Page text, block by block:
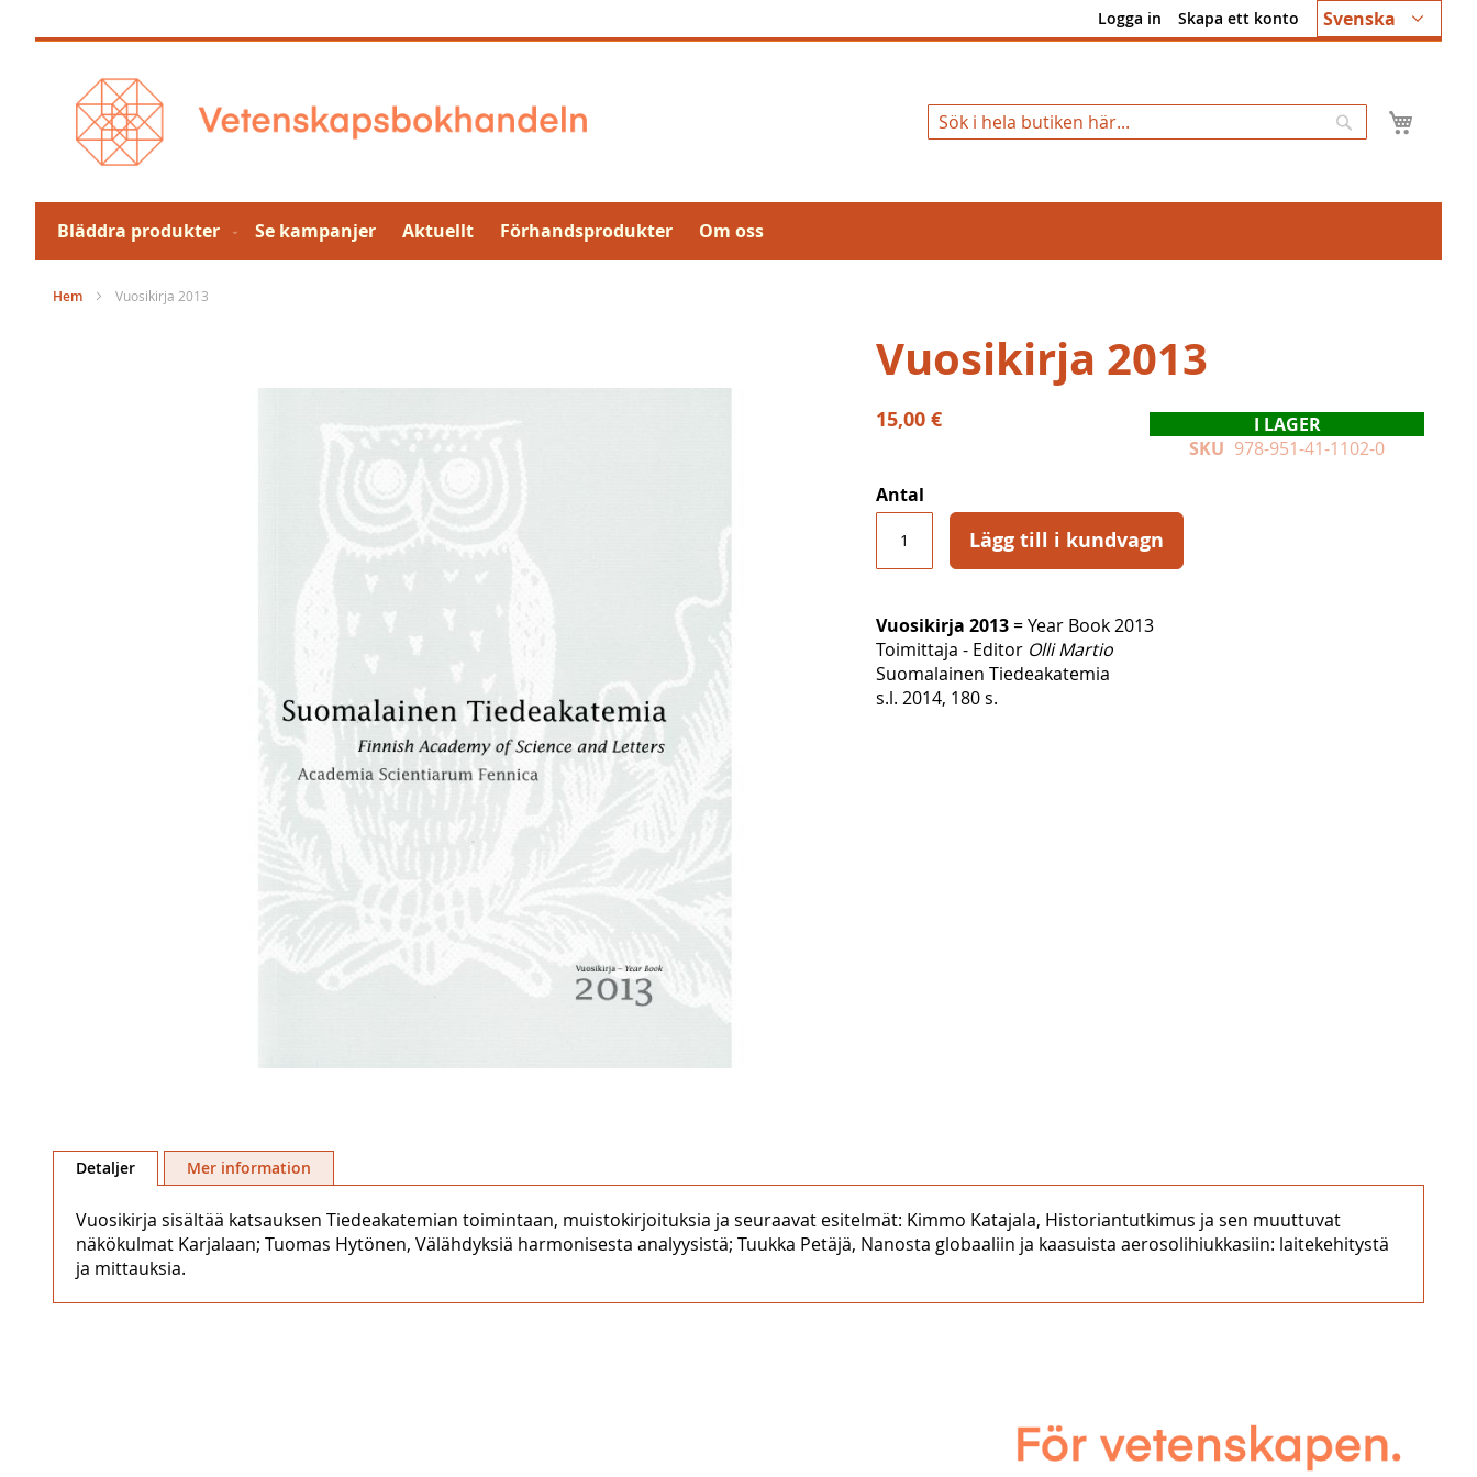
till
Språk
Svenska
Logga in Skapa ett konto
Sök
Bläddra produkter Se kampanjer Aktuellt Förhandsprodukter Om oss
Hem Vuosikirja 2013
till
bildgalleriet
Vuosikirja 2013
15,00 €
I LAGER
SKU 978-951-41-1102-0
Antal
Lägg till i kundvagn
Vuosikirja 2013= Year Book 2013
Toimittaja - Editor Olli Martio
Suomalainen Tiedeakatemia
s.l. 2014, 180 s.
Detaljer
Vuosikirja sisältää katsauksen Tiedeakatemian toimintaan, muistokirjoituksia ja seuraavat esitelmät: Kimmo Katajala, Historiantutkimus ja sen muuttuvat
näkökulmat Karjalaan; Tuomas Hytönen, Välähdyksiä harmonisesta analyysistä; Tuukka Petäjä, Nanosta globaaliin ja kaasuista aerosolihiukkasiin: laitekehitystä
ja mittauksia.
Mer information